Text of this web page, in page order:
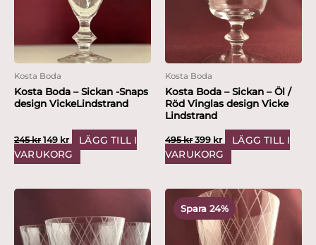
Kosta Boda
Kosta Boda – Sickan -Snaps
design VickeLindstrand
245kr 149 kr
LÄGG TILL I
VARUKORG
Kosta Boda
Kosta Boda – Sickan – Öl /
Röd Vinglas design Vicke
Lindstrand
495kr 399 kr
LÄGG TILL I
VARUKORG
Spara 24%
Det
ursprungliga
var:
395 kr.
Det
nuvarande
priset
är:
299 kr.